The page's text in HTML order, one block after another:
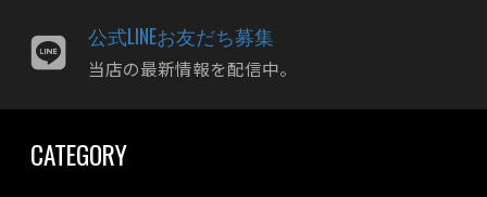
2023年11月
2023年10月
2023年09月
2023年08月
公式LINEお友だち募集
当店の最新情報を配信中。
CATEGORY